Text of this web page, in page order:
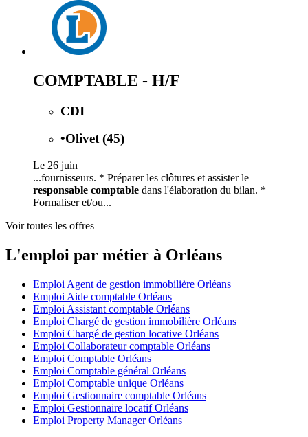
COMPTABLE - H/F
CDI
•Olivet (45)
Le 26 juin
...fournisseurs. * Préparer les clôtures et assister le
responsable comptable dans l'élaboration du bilan. *
Formaliser et/ou...
Voir toutes les offres
L'emploi par métier à Orléans
Emploi Agent de gestion immobilière Orléans
Emploi Aide comptable Orléans
Emploi Assistant comptable Orléans
Emploi Chargé de gestion immobilière Orléans
Emploi Chargé de gestion locative Orléans
Emploi Collaborateur comptable Orléans
Emploi Comptable Orléans
Emploi Comptable général Orléans
Emploi Comptable unique Orléans
Emploi Gestionnaire comptable Orléans
Emploi Gestionnaire locatif Orléans
Emploi Property Manager Orléans